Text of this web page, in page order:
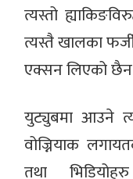
त्यस्तो
त्यस्तै खालका
एक्सन लिएको छैन
युट्युबमा आउने
वोज्नियाक
तथा